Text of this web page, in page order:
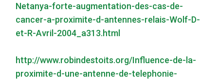
Netanya-forte-augmentation-des-cas-de-
cancer-a-proximite-d-antennes-relais-Wolf-D-
et-R-Avril-2004_a313.html
http://www.robindestoits.org/Influence-de-la-
proximite-d-une-antenne-de-telephonie-